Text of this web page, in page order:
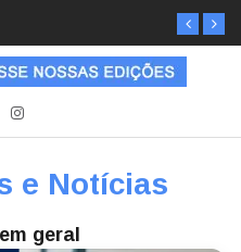
e Notícias
geral